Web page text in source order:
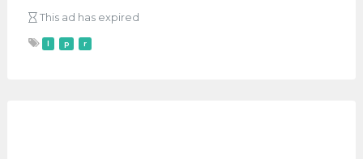
This ad has expired
l p r